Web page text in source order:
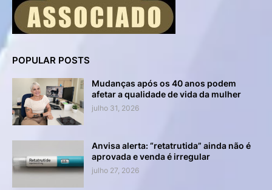
POPULAR POSTS
Mudanças após os 40 anos podem
afetar a qualidade de vida da mulher
julho 31, 2026
Anvisa alerta: “retatrutida” ainda não é
aprovada e venda é irregular
julho 27, 2026